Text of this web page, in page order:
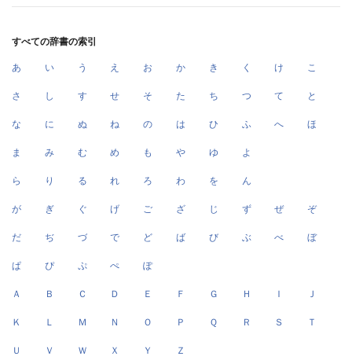
すべての辞書の索引
あ い う え お か き く け こ
さ し す せ そ た ち つ て と
な に ぬ ね の は ひ ふ へ ほ
ま み む め も や ゆ よ
ら り る れ ろ わ を ん
が ぎ ぐ げ ご ざ じ ず ぜ ぞ
だ ぢ づ で ど ば び ぶ べ ぼ
ぱ ぴ ぷ ぺ ぽ
Ａ Ｂ Ｃ Ｄ Ｅ Ｆ Ｇ Ｈ Ｉ Ｊ
Ｋ Ｌ Ｍ Ｎ Ｏ Ｐ Ｑ Ｒ Ｓ Ｔ
Ｕ Ｖ Ｗ Ｘ Ｙ Ｚ